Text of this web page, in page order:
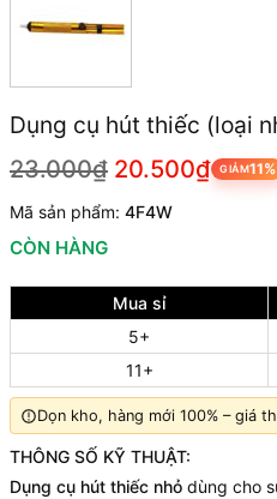
Dụng cụ hút thiếc (loại
23.000₫ 20.500₫ GIẢM11%
Mã sản phẩm: 4F4W
CÒN HÀNG
Mua sỉ
5+
11+
Dọn kho, hàng mới 100% – giá
THÔNG SỐ KỸ THUẬT:
Dụng cụ hút thiếc nhỏ dùng cho